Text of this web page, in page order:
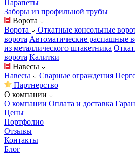
Парапеты
Заборы из профильной трубы
Ворота
Ворота
Откатные консольные
ворота Автоматические распашные
из металлического штакетника
ворота Калитки
Навесы
Навесы
Сварные ограждения
Партнерство
О компании
О компании Оплата и доставка
Цены
Портфолио
Отзывы
Контакты
Блог